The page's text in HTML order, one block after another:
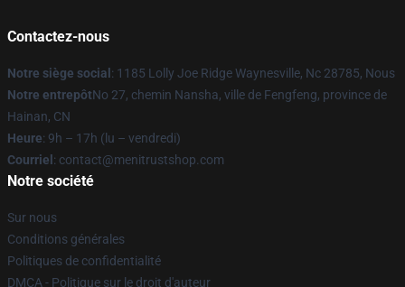
Contactez-nous
Notre siège social : 1185 Lolly Joe Ridge Waynesville, Nc 28785, Nous
Notre entrepôtNo 27, chemin Nansha, ville de Fengfeng, province de
Hainan, CN
Heure: 9h – 17h (lu – vendredi)
Courriel : contact@menitrustshop.com
Notre société
Sur nous
Conditions générales
Politiques de confidentialité
DMCA - Politique sur le droit d'auteur